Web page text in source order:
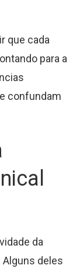
que cada
para a
confundam
da
Alguns deles